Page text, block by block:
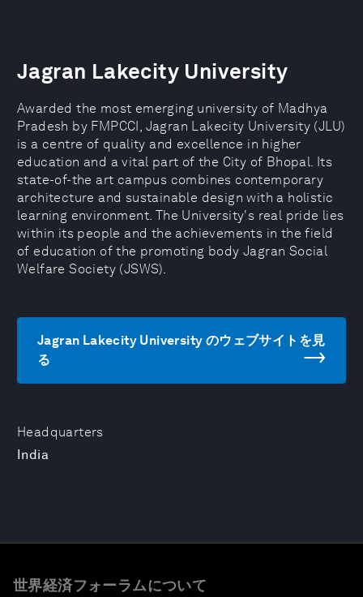
Headquarters
India
Jagran Lakecity University
Awarded the most emerging university of Madhya
Pradesh by FMPCCI, Jagran Lakecity University (JLU)
is a centre of quality and excellence in higher
education and a vital part of the City of Bhopal. Its
state-of-the art campus combines contemporary
architecture and sustainable design with a holistic
learning environment. The University's real pride lies
within its people and the achievements in the field
of education of the promoting body Jagran Social
Welfare Society (JSWS).
Jagran Lakecity University のウェブサイトを見
る
世界経済フォーラムについて